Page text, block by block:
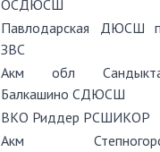
ОСДЮСШ
Павлодарская ДЮСШ
ЗВС
Акм обл
Балкашино СДЮСШ
ВКО Риддер РСШИКОР
Акм